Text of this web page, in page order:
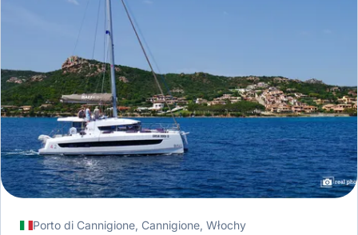
Porto di Cannigione, Cannigione, Włochy